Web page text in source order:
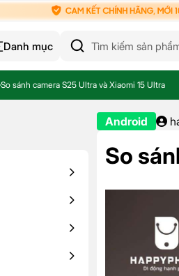
Danh mục
So sánh camera S25 Ultra và Xiaomi 15 Ultra
Android
So